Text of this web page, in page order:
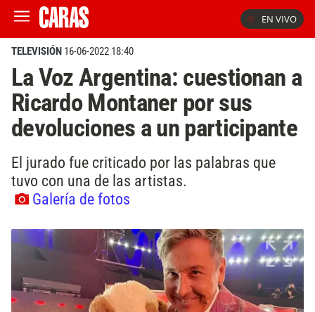
EN VIVO
TELEVISIÓN 16-06-2022 18:40
La Voz Argentina: cuestionan a
Ricardo Montaner por sus
devoluciones a un participante
El jurado fue criticado por las palabras que
tuvo con una de las artistas.
Galería de fotos